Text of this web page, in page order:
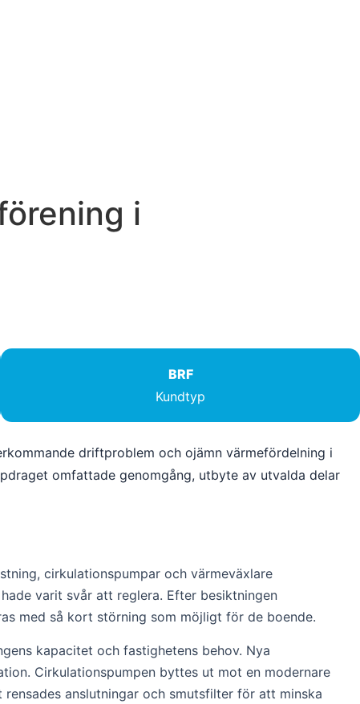
i
BRF
Kundtyp
driftproblem och ojämn värmefördelning i
omfattade genomgång, utbyte av utvalda delar
cirkulationspumpar och värmeväxlare
varit svår att reglera. Efter besiktningen
med så kort störning som möjligt för de boende.
kapacitet och fastighetens behov. Nya
Cirkulationspumpen byttes ut mot en modernare
anslutningar och smutsfilter för att minska